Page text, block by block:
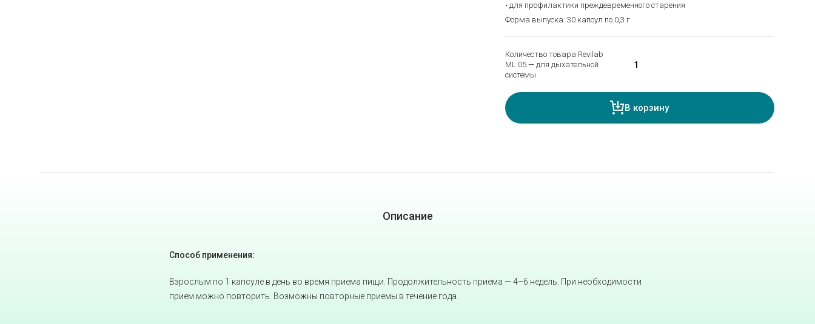
• для профилактики преждевременного старения
Форма выпуска: 30 капсул по 0,3 г
Количество товара Revilab
ML 05 — для дыхательной
системы
В корзину
Описание
Способ применения:
Взрослым по 1 капсуле в день во время приема пищи. Продолжительность приема — 4–6 недель. При необходимости
прием можно повторить. Возможны повторные приемы в течение года.